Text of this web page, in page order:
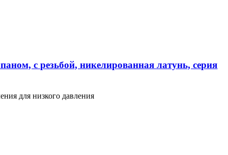
с резьбой, никелированная латунь, серия
для низкого давления